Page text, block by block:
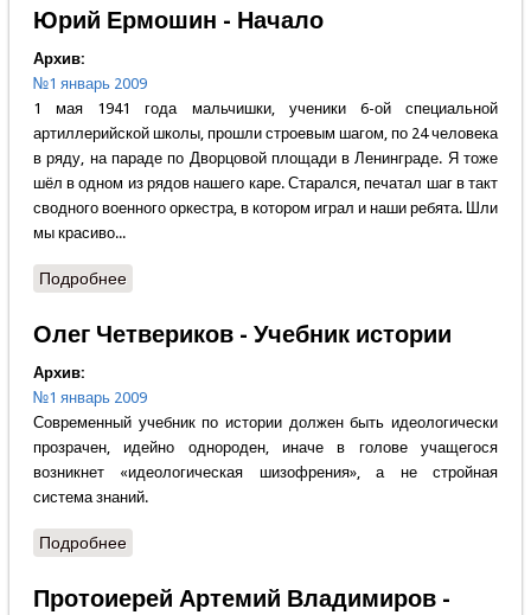
Юрий Ермошин - Начало
Архив:
№1 январь 2009
1 мая 1941 года мальчишки, ученики 6-ой специальной
артиллерийской школы, прошли строевым шагом, по 24 человека
в ряду, на параде по Дворцовой площади в Ленинграде. Я тоже
шёл в одном из рядов нашего каре. Старался, печатал шаг в такт
сводного военного оркестра, в котором играл и наши ребята. Шли
мы красиво...
Подробнеео Юрий Ермошин - Начало
Олег Четвериков - Учебник истории
Архив:
№1 январь 2009
Современный учебник по истории должен быть идеологически
прозрачен, идейно однороден, иначе в голове учащегося
возникнет «идеологическая шизофрения», а не стройная
система знаний.
Подробнеео Олег Четвериков - Учебник истории
Протоиерей Артемий Владимиров -